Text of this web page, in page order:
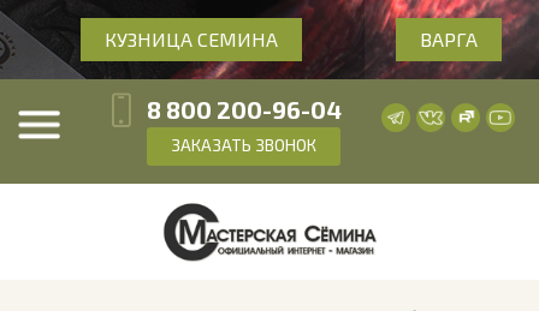
КУЗНИЦА СЕМИНА ВАРГА
8 800 200-96-04
ЗАКАЗАТЬ ЗВОНОК